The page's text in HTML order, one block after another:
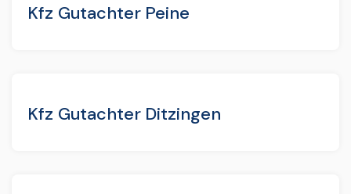
Kfz Gutachter Peine
Kfz Gutachter Ditzingen